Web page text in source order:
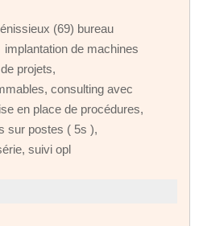
(69) bureau
de machines
projets,
consulting avec
en place de procédures,
sur postes ( 5s ),
suivi opl